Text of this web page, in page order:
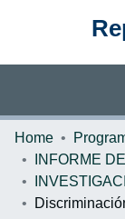
Communities &
Statistics
Home